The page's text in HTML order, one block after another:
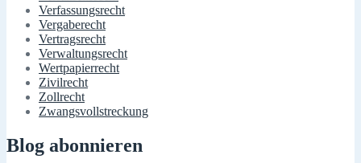
Verfassungsrecht
Vergaberecht
Vertragsrecht
Verwaltungsrecht
Wertpapierrecht
Zivilrecht
Zollrecht
Zwangsvollstreckung
Blog abonnieren